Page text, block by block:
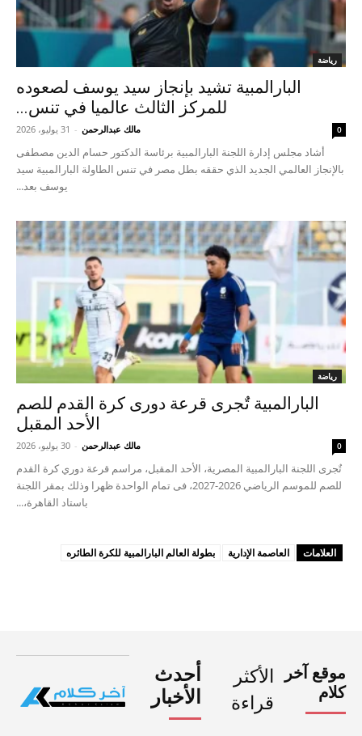
رياضة
البارالمبية تشيد بإنجاز سيد يوسف لصعوده
للمركز الثالث عالميا في تنس...
مالك عبدالرحمن - 31 يوليو، 2026 0
أشاد مجلس إدارة اللجنة البارالمبية برئاسة الدكتور حسام الدين مصطفى
بالإنجاز العالمي الجديد الذي حققه بطل مصر في تنس الطاولة البارالمبية سيد
يوسف بعد...
رياضة
البارالمبية تٌجرى قرعة دورى كرة القدم للصم
الأحد المقبل
مالك عبدالرحمن - 30 يوليو، 2026 0
تٌجرى اللجنة البارالمبية المصرية، الأحد المقبل، مراسم قرعة دوري كرة القدم
للصم للموسم الرياضي 2026-2027، فى تمام الواحدة ظهرا وذلك بمقر اللجنة
باستاد القاهرة،...
العلامات العاصمة الإدارية بطولة العالم البارالمبية للكرة الطائره
موقع آخر
كلام
الأكثر
قراءة
أحدث
الأخبار